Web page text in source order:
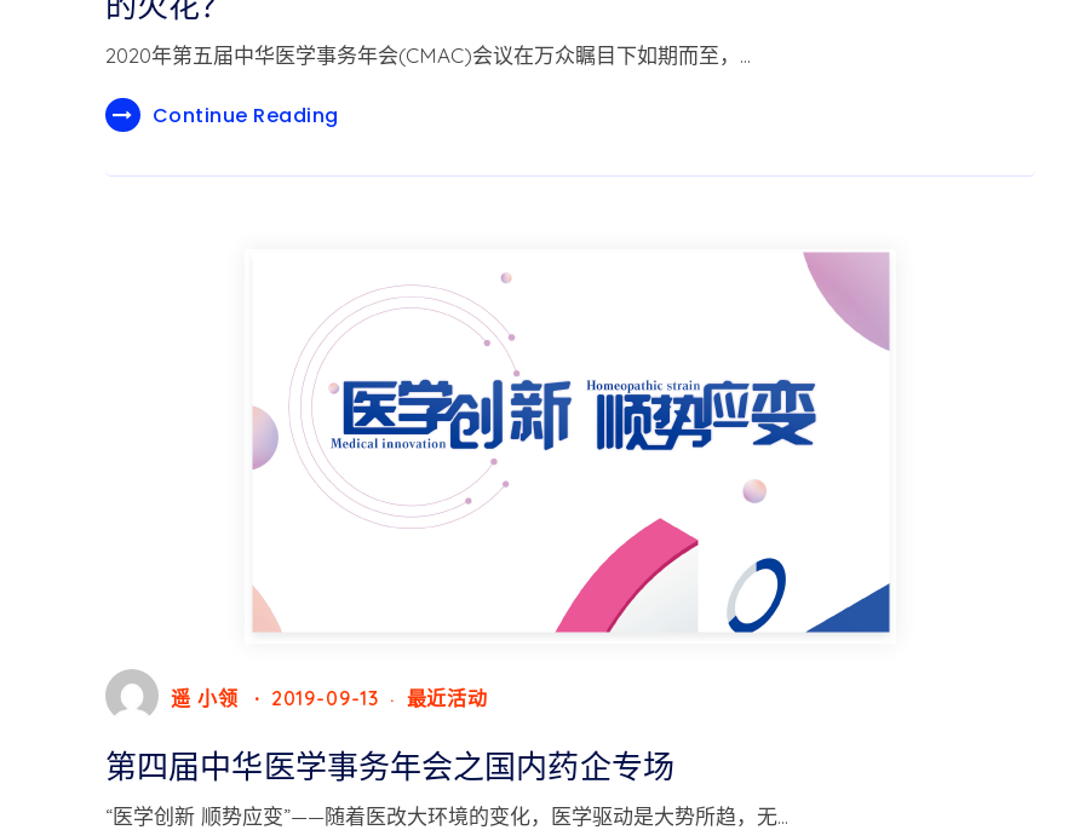
2020年第五届中华医学事务年会(CMAC)会议在万众瞩目下如期而至，…
Continue Reading
遥 小领 2019-09-13 最近活动
第四届中华医学事务年会之国内药企专场
“医学创新 顺势应变”——随着医改大环境的变化，医学驱动是大势所趋，无…